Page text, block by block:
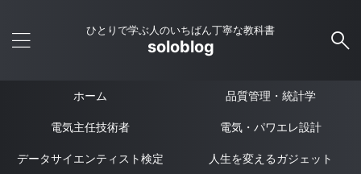
ひとりで学ぶ人のいちばん丁寧な教科書
soloblog
ホーム 品質管理・統計学
電気主任技術者 電気・パワエレ設計
データサイエンティスト検定 人生を変えるガジェット